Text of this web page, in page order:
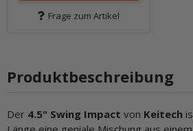
Frage zum Artikel
Produktbeschreibung
Der 4.5" Swing Impact von Keitech